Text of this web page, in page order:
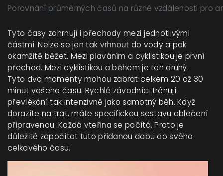
Porovnání průměrných časů na různé vzdálenosti pro
Tyto časy zahrnují i přechody mezi jednotlivými
částmi. Nelze se jen tak vrhnout do vody a pak
okamžitě běžet. Mezi plaváním a cyklistikou je první
přechod. Mezi cyklistikou a během je ten druhý.
Tyto dva momenty mohou zabrat celkem 20 až 30
minut vašeho času. Rychlé závodníci trénují
převlékání tak intenzivně jako samotný běh. Když
dorazíte na trat, máte specifickou sestavu oblečení
připravenou. Každá vteřina se počítá. Proto je
důležité započítat tuto přidanou dobu do svého
celkového času.